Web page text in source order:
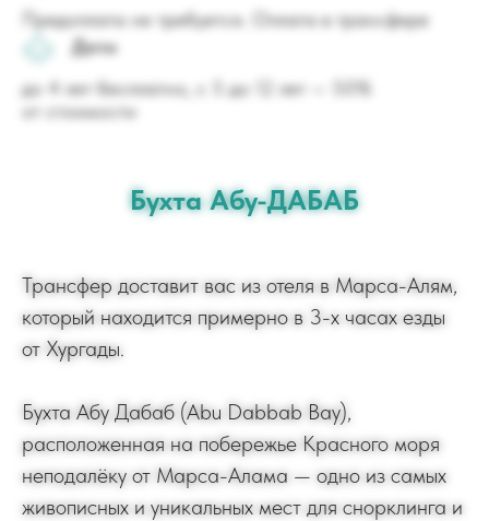
Предоплата не требуется. Оплата в трансфере
Дети
до 4 лет бесплатно, с 5 до 12 лет — 50%
от стоимости
Бухта Абу-ДАБАБ
Трансфер доставит вас из отеля в Марса-Алям,
который находится примерно в 3-х часах езды
от Хургады.
Бухта Абу Дабаб (Abu Dabbab Bay),
расположенная на побережье Красного моря
неподалёку от Марса-Алама — одно из самых
живописных и уникальных мест для снорклинга и